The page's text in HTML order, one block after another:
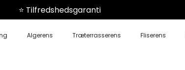
⭐️ Tilfredshedsgaranti
Algerens Træterrasserens Fliserens